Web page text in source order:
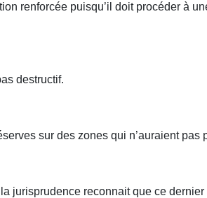
renforcée puisqu’il doit procéder à
destructif.
sur des zones qui n’auraient pas
jurisprudence reconnait que ce